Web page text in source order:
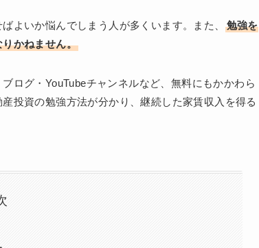
よいか悩んでしまう人が多くいます。また、
勉強を
かねません。
ログ・YouTubeチャンネルなど、無料にもかかわら
投資の勉強方法が分かり、継続した家賃収入を得る